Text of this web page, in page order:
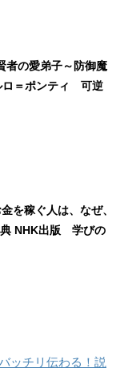
者の愛弟子～防御魔
ロ＝ポンティ 可逆
を稼ぐ人は、なぜ、
典 NHK出版 学びの
ッチリ伝わる！説